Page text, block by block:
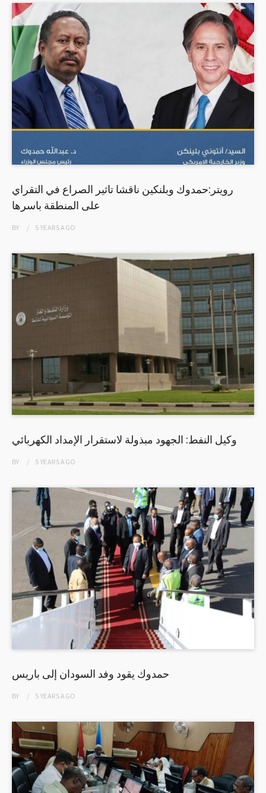
رويتر:حمدوك وبلنكين ناقشا تاثير الصراع في التقراي
على المنطقة باسرها
BY 5 YEARSAGO
وكيل النفط: الجهود مبذولة لاستقرار الإمداد الكهربائي
BY 5 YEARSAGO
حمدوك يقود وفد السودان إلى باريس
BY 5 YEARSAGO